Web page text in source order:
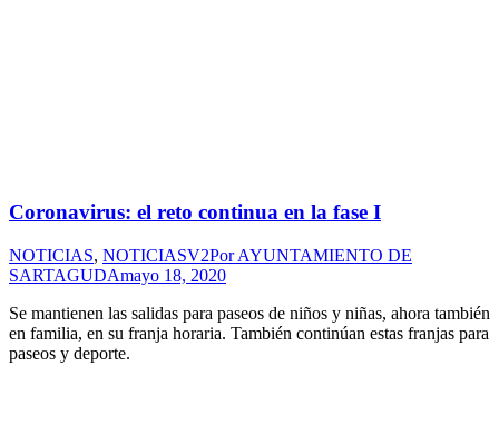
Coronavirus: el reto continua en la fase I
NOTICIAS, NOTICIASV2PorAYUNTAMIENTO DE
SARTAGUDAmayo 18, 2020
Se mantienen las salidas para paseos de niños y niñas, ahora también
en familia, en su franja horaria. También continúan estas franjas para
paseos y deporte.